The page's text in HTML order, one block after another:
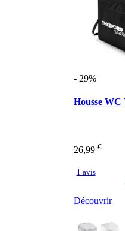
- 29%
Housse
26,99 €
1 avis
Découvrir